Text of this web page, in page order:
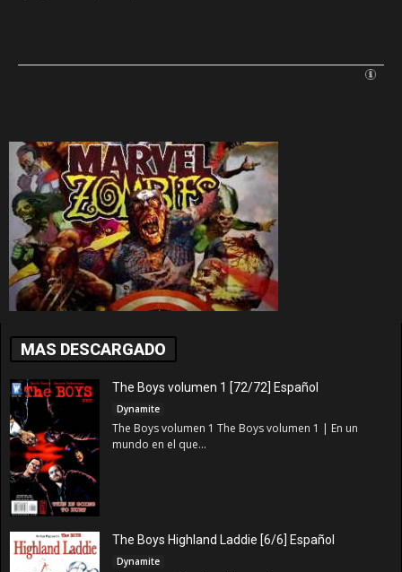
MAS DESCARGADO
The Boys volumen 1 [72/72] Español
Dynamite
The Boys volumen 1 The Boys volumen 1 | En un
mundo en el que...
The Boys Highland Laddie [6/6] Español
Dynamite